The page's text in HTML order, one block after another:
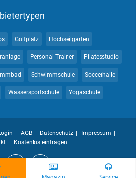
Golfplatz Hochseilgarten
Personal Trainer Pilatesstudio
Schwimmschule Soccerhalle
Wassersportschule Yogaschule
AGB Datenschutz
Impressum
Kostenlos eintragen